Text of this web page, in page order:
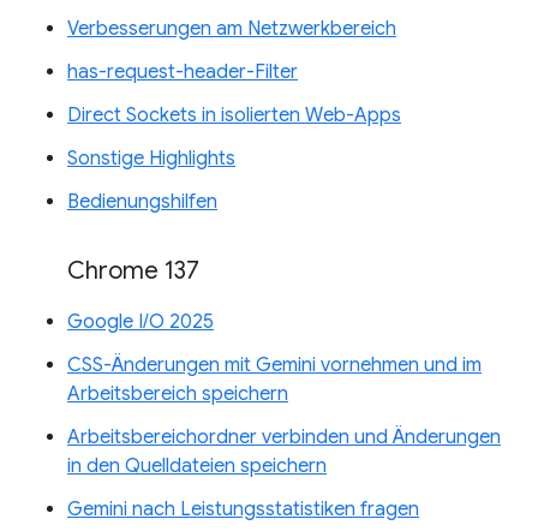
Verbesserungen am Netzwerkbereich
has-request-header-Filter
Direct Sockets in isolierten Web-Apps
Sonstige Highlights
Bedienungshilfen
Chrome 137
Google I/O 2025
CSS-Änderungen mit Gemini vornehmen und im
Arbeitsbereich speichern
Arbeitsbereichordner verbinden und Änderungen
in den Quelldateien speichern
Gemini nach Leistungsstatistiken fragen